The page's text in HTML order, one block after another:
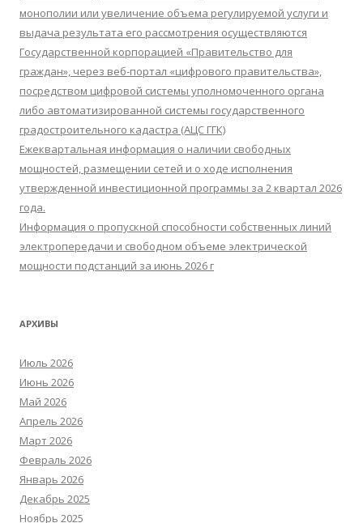
монополии или увеличение объема регулируемой услуги и
выдача результата его рассмотрения осуществляются
Государственной корпорацией «Правительство для
граждан», через веб-портал «цифрового правительства»,
посредством цифровой системы уполномоченного органа
либо автоматизированной системы государственного
градостроительного кадастра (АЦС ГГК)
Ежеквартальная информация о наличии свободных
мощностей, размещении сетей и о ходе исполнения
утвержденной инвестиционной программы за 2 квартал 2026
года.
Информация о пропускной способности собственных линий
электропередачи и свободном объеме электрической
мощности подстанций за июнь 2026 г
АРХИВЫ
Июль 2026
Июнь 2026
Май 2026
Апрель 2026
Март 2026
Февраль 2026
Январь 2026
Декабрь 2025
Ноябрь 2025